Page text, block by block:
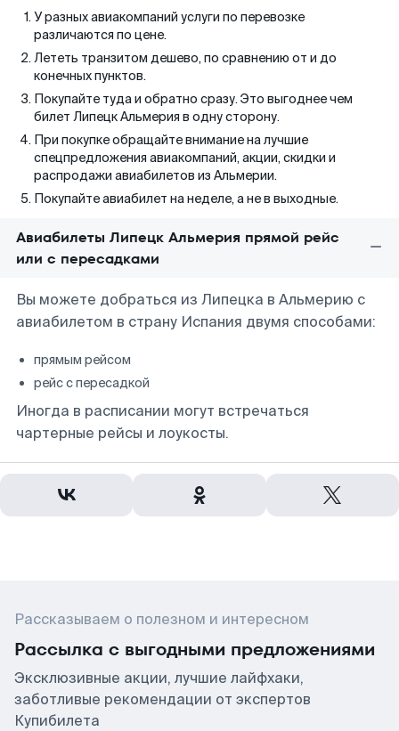
У разных авиакомпаний услуги по перевозке
различаются по цене.
Лететь транзитом дешево, по сравнению от и до
конечных пунктов.
Покупайте туда и обратно сразу. Это выгоднее чем
билет Липецк Альмерия в одну сторону.
При покупке обращайте внимание на лучшие
спецпредложения авиакомпаний, акции, скидки и
распродажи авиабилетов из Альмерии.
Покупайте авиабилет на неделе, а не в выходные.
Авиабилеты Липецк Альмерия прямой рейс
или с пересадками
Вы можете добраться из Липецка в Альмерию с
авиабилетом в страну Испания двумя способами:
прямым рейсом
рейс с пересадкой
Иногда в расписании могут встречаться
чартерные рейсы и лоукосты.
Рассказываем о полезном и интересном
Рассылка с выгодными предложениями
Эксклюзивные акции, лучшие лайфхаки,
заботливые рекомендации от экспертов
Купибилета